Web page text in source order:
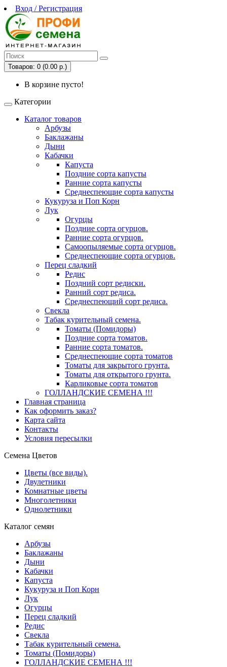
Вход / Регистрация
Товаров: 0 (0.00 р.)
В корзине пусто!
Категории
Каталог товаров
Арбузы
Баклажаны
Дыни
Кабачки
Капуста
Поздние сорта капусты
Ранние сорта капусты
Среднеспеющие сорта капусты
Кукуруза и Поп Корн
Лук
Огурцы
Поздние сорта огурцов.
Ранние сорта огурцов.
Самоопыляемые сорта огурцов.
Среднеспеющие сорта огурцов.
Перец сладкий
Редис
Поздний сорт редиски.
Ранний сорт редиса.
Среднеспеющий сорт редиса.
Свекла
Табак курительный семена.
Томаты (Помидоры)
Поздние сорта томатов.
Ранние сорта томатов.
Среднеспеющие сорта томатов
Томаты для закрытого грунта.
Томаты для открытого грунта.
Карликовые сорта томатов
ГОЛЛАНДСКИЕ СЕМЕНА !!!
Главная страница
Как оформить заказ?
Карта сайта
Контакты
Условия пересылки
Семена Цветов
Цветы (все виды).
Двулетники
Комнатные цветы
Многолетники
Однолетники
Каталог семян
Арбузы
Баклажаны
Дыни
Кабачки
Капуста
Кукуруза и Поп Корн
Лук
Огурцы
Перец сладкий
Редис
Свекла
Табак курительный семена.
Томаты (Помидоры)
ГОЛЛАНДСКИЕ СЕМЕНА !!!